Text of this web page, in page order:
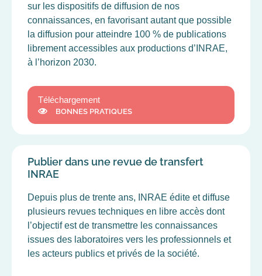
sur les dispositifs de diffusion de nos
connaissances, en favorisant autant que possible
la diffusion pour atteindre 100 % de publications
librement accessibles aux productions d’INRAE,
à l’horizon 2030.
Téléchargement
BONNES PRATIQUES
Publier dans une revue de transfert
INRAE
Depuis plus de trente ans, INRAE édite et diffuse
plusieurs revues techniques en libre accès dont
l’objectif est de transmettre les connaissances
issues des laboratoires vers les professionnels et
les acteurs publics et privés de la société.